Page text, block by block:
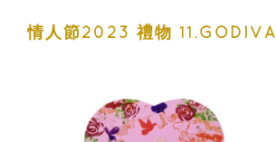
情人節2023 禮物 11.GODIVA